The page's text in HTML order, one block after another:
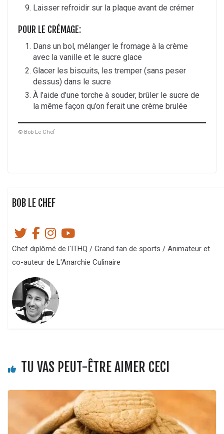
Laisser refroidir sur la plaque avant de crémer
POUR LE CRÉMAGE:
Dans un bol, mélanger le fromage à la crème
avec la vanille et le sucre glace
Glacer les biscuits, les tremper (sans peser
dessus) dans le sucre
À l’aide d’une torche à souder, brûler le sucre de
la même façon qu’on ferait une crème brulée
© Bob Le Chef
BOB LE CHEF
Chef diplômé de l'ITHQ / Grand fan de sports / Animateur et
co-auteur de L'Anarchie Culinaire
TU VAS PEUT-ÊTRE AIMER CECI